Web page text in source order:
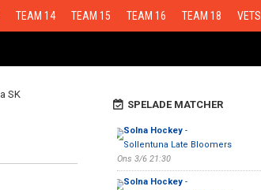
TEAM 14 TEAM 15 TEAM 16 TEAM 18 VETS
SPELADE MATCHER
Solna Hockey-
Sollentuna Late Bloomers
Ons 3/6 21:30
Solna Hockey-